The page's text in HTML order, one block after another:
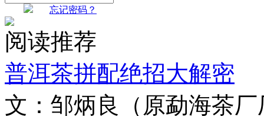
忘记密码？
阅读推荐
普洱茶拼配绝招大解密
文：邹炳良（原勐海茶